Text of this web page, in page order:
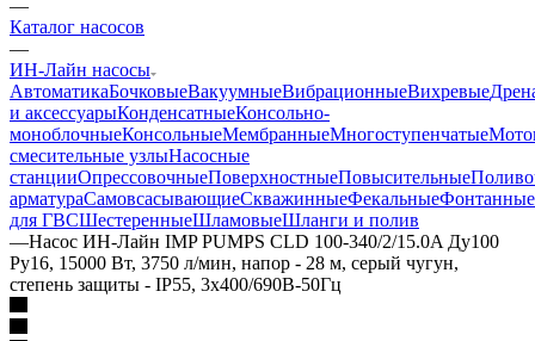
—
Каталог насосов
—
ИН-Лайн насосы
АвтоматикаБочковыеВакуумныеВибрационныеВихревые
и аксессуарыКонденсатныеКонсольно-
моноблочныеКонсольныеМембранныеМногоступенчатые
смесительные узлыНасосные
станцииОпрессовочныеПоверхностныеПовысительные
арматураСамовсасывающиеСкважинныеФекальныеФонтанные
для ГВСШестеренныеШламовыеШланги и полив
—Насос ИН-Лайн IMP PUMPS CLD 100-340/2/15.0A Ду100
Ру16, 15000 Вт, 3750 л/мин, напор - 28 м, серый чугун,
степень защиты - IP55, 3x400/690B-50Гц